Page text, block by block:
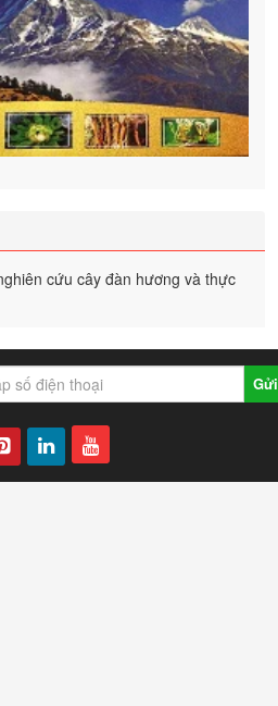
cứu cây đàn hương và thực
Gửi